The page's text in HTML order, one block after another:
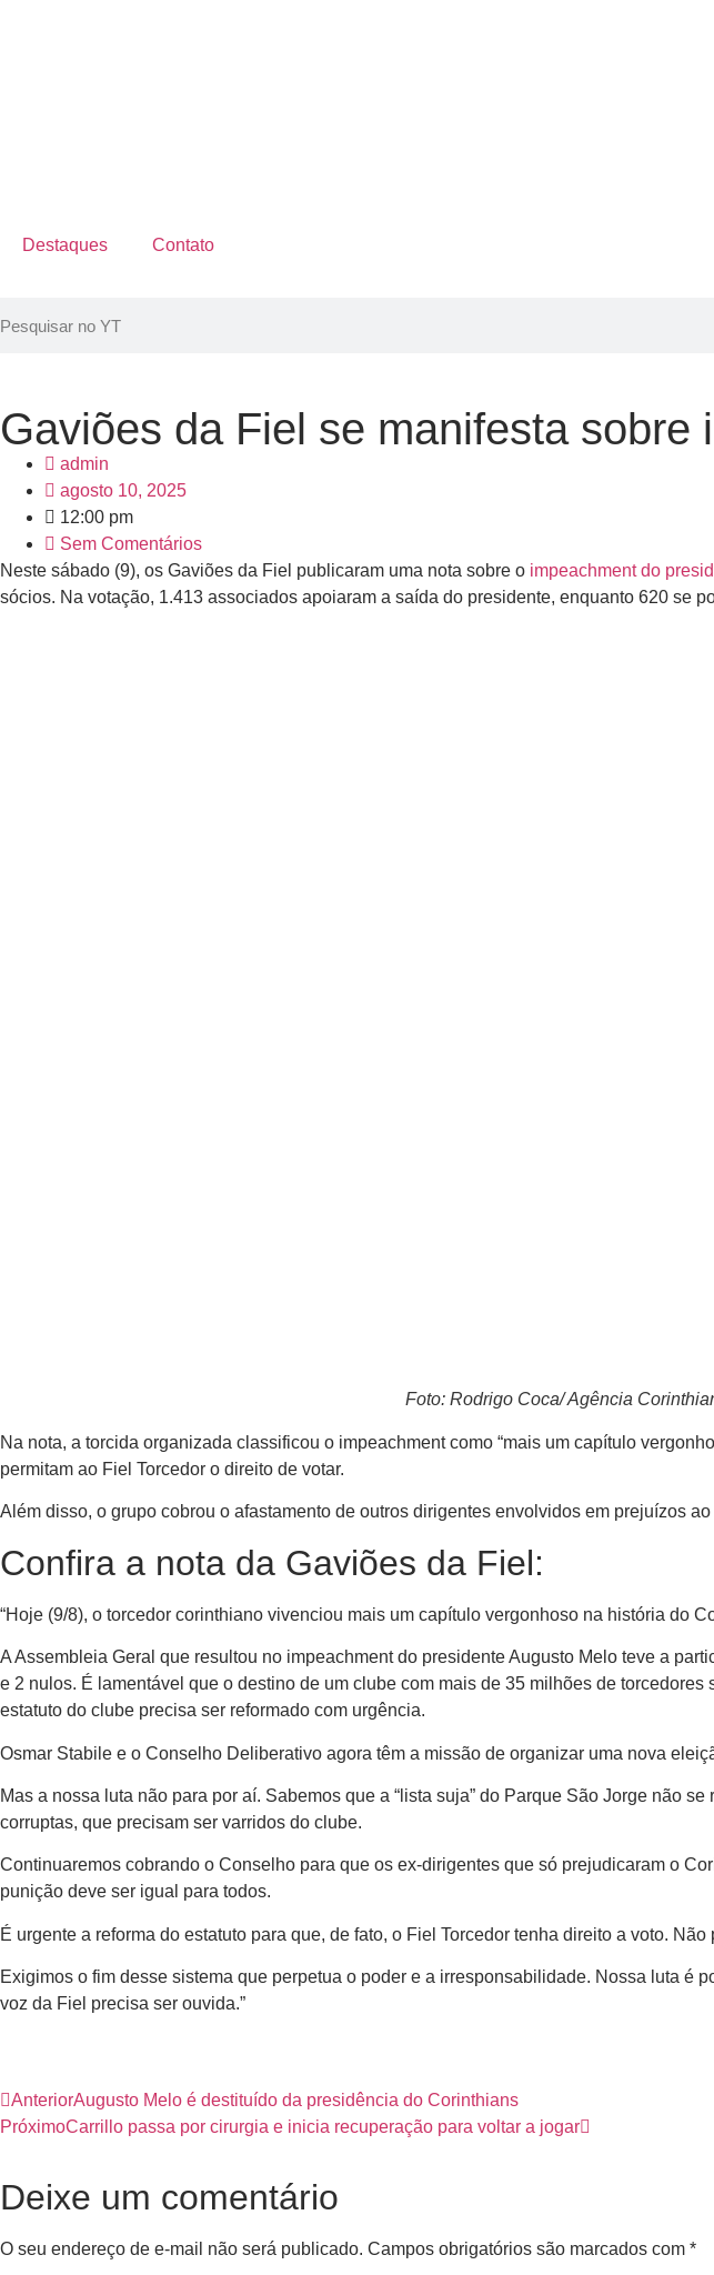
Destaques Contato
Gaviões da Fiel se manifesta
admin
agosto 10, 2025
12:00 pm
Sem Comentários
Neste sábado (9), os Gaviões da Fiel publicaram uma nota sobre o impeachment do
sócios. Na votação, 1.413 associados apoiaram a saída do presidente, enquanto 620 se
Foto: Rodrigo Coca/ Agência
Na nota, a torcida organizada classificou o impeachment como “mais um capítulo
permitam ao Fiel Torcedor o direito de votar.
Além disso, o grupo cobrou o afastamento de outros dirigentes envolvidos em prejuízos
Confira a nota da Gaviões da Fiel:
“Hoje (9/8), o torcedor corinthiano vivenciou mais um capítulo vergonhoso na história do
A Assembleia Geral que resultou no impeachment do presidente Augusto Melo teve a
e 2 nulos. É lamentável que o destino de um clube com mais de 35 milhões de
estatuto do clube precisa ser reformado com urgência.
Osmar Stabile e o Conselho Deliberativo agora têm a missão de organizar uma nova
Mas a nossa luta não para por aí. Sabemos que a “lista suja” do Parque São Jorge não
corruptas, que precisam ser varridos do clube.
Continuaremos cobrando o Conselho para que os ex-dirigentes que só prejudicaram o
punição deve ser igual para todos.
É urgente a reforma do estatuto para que, de fato, o Fiel Torcedor tenha direito a voto.
Exigimos o fim desse sistema que perpetua o poder e a irresponsabilidade. Nossa luta é
voz da Fiel precisa ser ouvida.”
AnteriorAugusto Melo é destituído da presidência do Corinthians
PróximoCarrillo passa por cirurgia e inicia recuperação para voltar a jogar
Deixe um comentário
O seu endereço de e-mail não será publicado. Campos obrigatórios são marcados com *